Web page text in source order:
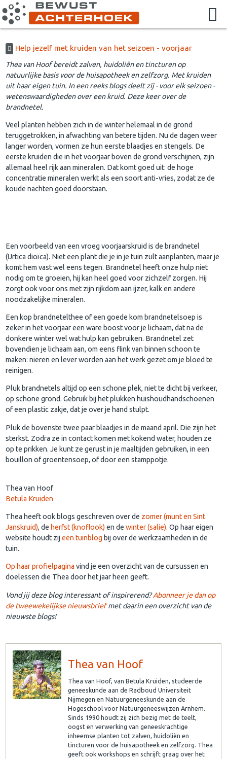
Help jezelf met kruiden van het seizoen - voorjaar
Thea van Hoof bereidt zalven, huidoliën en tincturen op
natuurlijke basis voor de huisapotheek en zelfzorg. Met kruiden
uit haar eigen tuin. In een reeks blogs deelt zij - voor elk seizoen -
wetenswaardigheden over een kruid. Deze keer over de
brandnetel.
Veel planten hebben zich in de winter helemaal in de grond
teruggetrokken, in afwachting van betere tijden. Nu de dagen weer
langer worden, vormen ze hun eerste blaadjes en stengels. De
eerste kruiden die in het voorjaar boven de grond verschijnen, zijn
allemaal heel rijk aan mineralen. Dat komt goed uit: de hoge
concentratie mineralen werkt als een soort anti-vries, zodat ze de
koude nachten goed doorstaan.
Een voorbeeld van een vroeg voorjaarskruid is de brandnetel
(Urtica dioïca). Niet een plant die je in je tuin zult aanplanten, maar je
komt hem vast wel eens tegen. Brandnetel heeft onze hulp niet
nodig om te groeien, hij kan heel goed voor zichzelf zorgen. Hij
zorgt ook voor ons met zijn rijkdom aan ijzer, kalk en andere
noodzakelijke mineralen.
Een kop brandnetelthee of een goede kom brandnetelsoep is
zeker in het voorjaar een ware boost voor je lichaam, dat na de
donkere winter wel wat hulp kan gebruiken. Brandnetel zet
bovendien je lichaam aan, om eens flink van binnen schoon te
maken: nieren en lever worden aan het werk gezet om je bloed te
reinigen.
Pluk brandnetels altijd op een schone plek, niet te dicht bij verkeer,
op schone grond. Gebruik bij het plukken huishoudhandschoenen
of een plastic zakje, dat je over je hand stulpt.
Pluk de bovenste twee paar blaadjes in de maand april. Die zijn het
sterkst. Zodra ze in contact komen met kokend water, houden ze
op te prikken. Je kunt ze gerust in je maaltijden gebruiken, in een
bouillon of groentensoep, of door een stamppotje.
Thea van Hoof
Betula Kruiden
Thea heeft ook blogs geschreven over de zomer (munt en Sint
Janskruid), de herfst (knoflook) en de winter (salie). Op haar eigen
website houdt zijeen tuinblog bij over de werkzaamheden in de
tuin.
Op haar profielpagina vind je een overzicht van de cursussen en
doelessen die Thea door het jaar heen geeft.
Vond jij deze blog interessant of inspirerend?Abonneer je dan op
de tweewekelijkse nieuwsbriefmet daarin een overzicht van de
nieuwste blogs!
Thea van Hoof
Thea van Hoof, van Betula Kruiden, studeerde
geneeskunde aan de Radboud Universiteit
Nijmegen en Natuurgeneeskunde aan de
Hogeschool voor Natuurgeneeswijzen Arnhem.
Sinds 1990 houdt zij zich bezig met de teelt,
oogst en verwerking van geneeskrachtige
inheemse planten tot zalven, huidoliën en
tincturen voor de huisapotheek en zelfzorg. Thea
geeft ook workshops en schrijft graag over het